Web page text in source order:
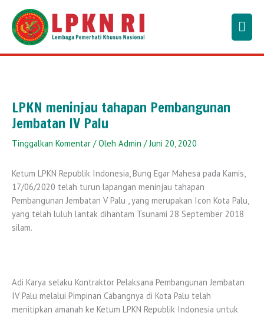
konten
LPKN meninjau tahapan Pembangunan
Jembatan IV Palu
Tinggalkan Komentar / Oleh Admin /Juni 20, 2020
Ketum LPKN Republik Indonesia, Bung Egar Mahesa pada Kamis,
17/06/2020 telah turun lapangan meninjau tahapan
Pembangunan Jembatan V Palu , yang merupakan Icon Kota Palu,
yang telah luluh lantak dihantam Tsunami 28 September 2018
silam.
Adi Karya selaku Kontraktor Pelaksana Pembangunan Jembatan
IV Palu melalui Pimpinan Cabangnya di Kota Palu telah
menitipkan amanah ke Ketum LPKN Republik Indonesia untuk